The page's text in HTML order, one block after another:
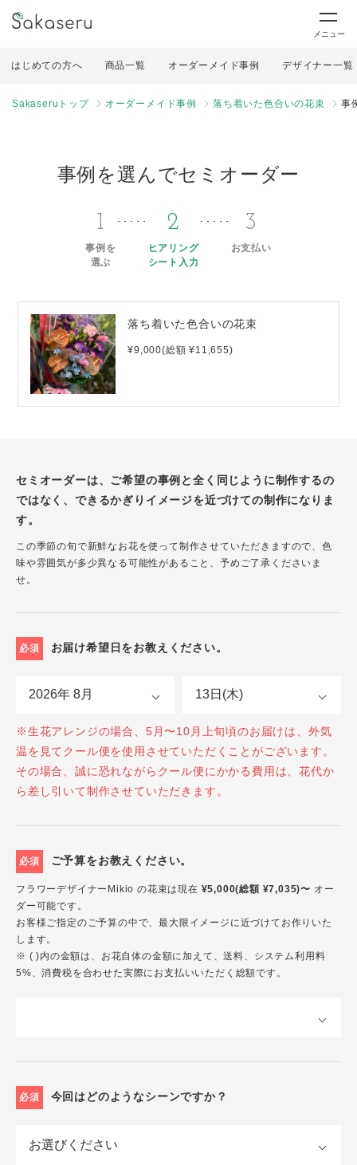
メニュー
はじめての方へ 商品一覧 オーダーメイド事例 デザイナー一覧
Sakaseruトップ オーダーメイド事例 落ち着いた色合いの花束 事
事例を選んでセミオーダー
1
事例を
選ぶ
2
ヒアリング
シート入力
3
お支払い
落ち着いた色合いの花束
¥9,000(総額 ¥11,655)
セミオーダーは、ご希望の事例と全く同じように制作するの
ではなく、できるかぎりイメージを近づけての制作になりま
す。
この季節の旬で新鮮なお花を使って制作させていただきますので、色
味や雰囲気が多少異なる可能性があること、予めご了承くださいま
せ。
必須 お届け希望日をお教えください。
※生花アレンジの場合、5月〜10月上旬頃のお届けは、外気
温を見てクール便を使用させていただくことがございます。
その場合、誠に恐れながらクール便にかかる費用は、花代か
ら差し引いて制作させていただきます。
必須 ご予算をお教えください。
フラワーデザイナーMikio の花束は現在 ¥5,000(総額 ¥7,035)〜 オー
ダー可能です。
お客様ご指定のご予算の中で、最大限イメージに近づけてお作りいた
します。
※ ( )内の金額は、お花自体の金額に加えて、送料、システム利用料
5%、消費税を合わせた実際にお支払いいただく総額です。
必須 今回はどのようなシーンですか？